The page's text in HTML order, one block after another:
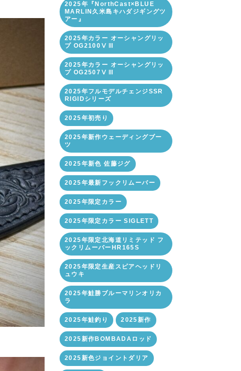
2025年『NorthCast×BLUE
MARLIN久米島キハダジギングツ
アー』
2025年カラー オーシャングリッ
プ OG2100ⅤⅢ
2025年カラー オーシャングリッ
プ OG2507ⅤⅢ
2025年フルモデルチェンジSSR
RIGIDシリーズ
2025年初売り
2025年新作ウェーディングブー
ツ
2025年新色 佐藤ジグ
2025年最新フックリムーバー
2025年限定カラー
2025年限定カラー SIGLETT
2025年限定北海道リミテッド フ
ックリムーバーHR165S
2025年限定生産スピアヘッドリ
ュウキ
2025年鮭勝ブルーマリンオリカ
ラ
2025年鮭釣り 2025新作
2025新作BOMBADAロッド
2025新色ジョイントダリア